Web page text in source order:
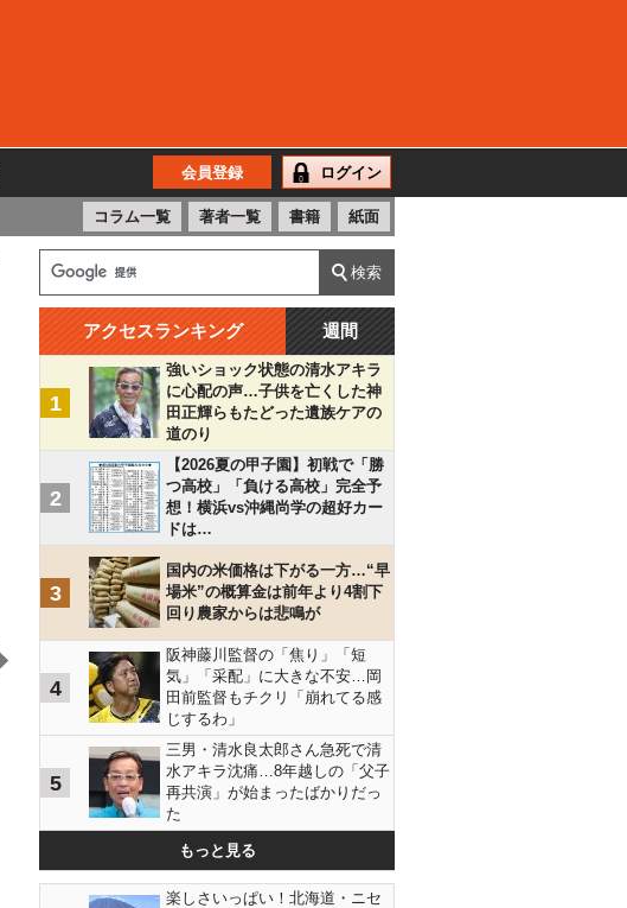
会員登録 ログイン
コラム一覧 著者一覧 書籍 紙面
アクセスランキング 週間
1
強いショック状態の清水アキラ
に心配の声…子供を亡くした神
田正輝らもたどった遺族ケアの
道のり
2
【2026夏の甲子園】初戦で「勝
つ高校」「負ける高校」完全予
想！横浜vs沖縄尚学の超好カー
ドは…
3
国内の米価格は下がる一方…“早
場米”の概算金は前年より4割下
回り農家からは悲鳴が
4
阪神藤川監督の「焦り」「短
気」「采配」に大きな不安…岡
田前監督もチクリ「崩れてる感
じするわ」
5
三男・清水良太郎さん急死で清
水アキラ沈痛…8年越しの「父子
再共演」が始まったばかりだっ
た
もっと見る
楽しさいっぱい！北海道・ニセ